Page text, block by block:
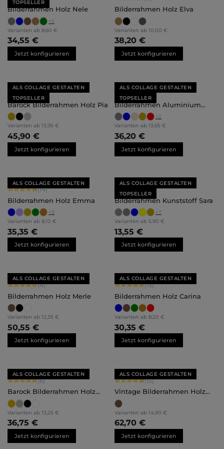
TOPSELLER
Bilderrahmen Holz Nele
+5
Varianten ab 8,60 €
34,55 €
Jetzt konfigurieren
Bilderrahmen Holz Elva
Varianten ab 10,00 €
38,20 €
Jetzt konfigurieren
ALS COLLAGE GESTALTEN
TOPSELLER
Durchschnittliche Bewertung von 5 von 5 Sternen
Barock Bilderrahmen Holz Pia
Varianten ab 13,95 €
45,90 €
Jetzt konfigurieren
ALS COLLAGE GESTALTEN
TOPSELLER
Durchschnittliche Bewertung von 5
Bilderrahmen Aluminium
Mika
+2
Varianten ab 13,65 €
36,20 €
Jetzt konfigurieren
ALS COLLAGE GESTALTEN
Durchschnittliche Bewertung von 4.86 von 5 Sternen
(14)
Bilderrahmen Holz Emma
+9
Varianten ab 8,10 €
35,35 €
Jetzt konfigurieren
ALS COLLAGE GESTALTEN
TOPSELLER
Durchschnittliche Bewertung von
Bilderrahmen Kunststoff Sara
+7
Varianten ab 5,90 €
13,55 €
Jetzt konfigurieren
ALS COLLAGE GESTALTEN
Durchschnittliche Bewertung von 5 von 5 Sternen
(4)
Bilderrahmen Holz Merle
Varianten ab 12,35 €
50,55 €
Jetzt konfigurieren
ALS COLLAGE GESTALTEN
Durchschnittliche Bewertung von 5
(13)
Bilderrahmen Holz Carina
Varianten ab 8,20 €
30,35 €
Jetzt konfigurieren
ALS COLLAGE GESTALTEN
Durchschnittliche Bewertung von 5 von 5 Sternen
(6)
Barock Bilderrahmen Holz
Naomi
Varianten ab 13,25 €
36,75 €
Jetzt konfigurieren
ALS COLLAGE GESTALTEN
Durchschnittliche Bewertung von
(15)
Vintage Bilderrahmen Holz
Hannah
Varianten ab 14,90 €
62,70 €
Jetzt konfigurieren